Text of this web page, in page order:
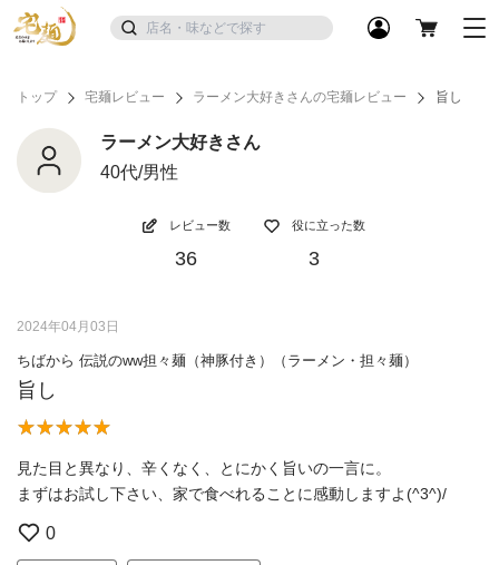
トップ 宅麺レビュー ラーメン大好きさんの宅麺レビュー 旨し
ラーメン大好きさん
40代/男性
レビュー数
36
役に立った数
3
2024年04月03日
ちばから 伝説のww担々麺（神豚付き）（ラーメン・担々麺）
旨し
見た目と異なり、辛くなく、とにかく旨いの一言に。
まずはお試し下さい、家で食べれることに感動しますよ(^3^)/
0